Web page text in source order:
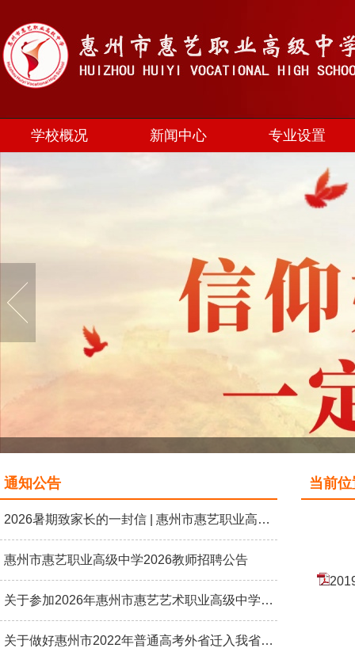
学校概况 新闻中心 专业设置
通知公告
2026暑期致家长的一封信 | 惠州市惠艺职业高级中学
惠州市惠艺职业高级中学2026教师招聘公告
关于参加2026年惠州市惠艺艺术职业高级中学艺术特长生招生考试的通知
关于做好惠州市2022年普通高考外省迁入我省户籍考生报名资格审核工作的通知
当前